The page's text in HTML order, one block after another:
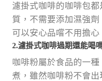
濾掛式咖啡的咖啡包
質，不需要添加濕強劑
可以安心品嚐不用擔心
2.濾掛式咖啡過期還能喝
咖啡粉屬於食品的一
煮，雖然咖啡粉不會